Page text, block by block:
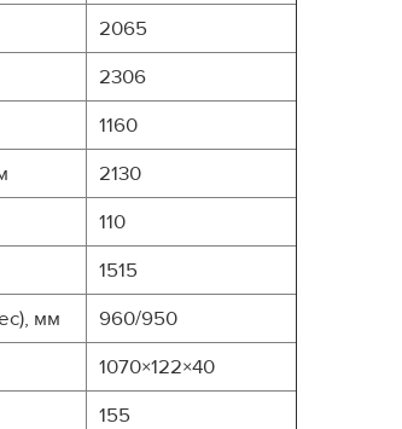
2065
2306
1160
2130
110
1515
мм
960/950
1070×122×40
155